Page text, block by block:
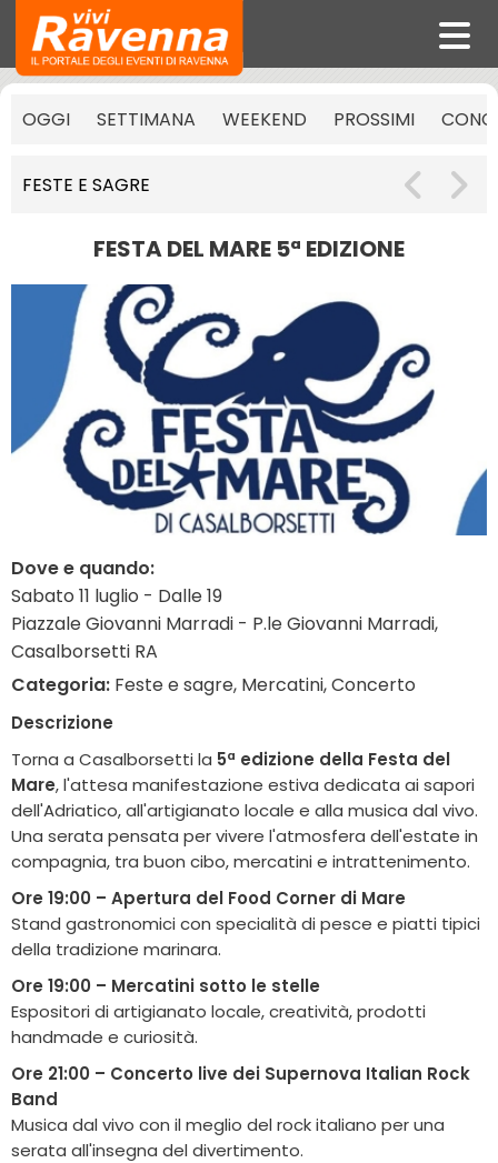
OGGI SETTIMANA WEEKEND PROSSIMI
FESTE E SAGRE
FESTA DEL MARE 5ª EDIZIONE
Dove e quando:
Sabato 11 luglio - Dalle 19
Piazzale Giovanni Marradi - P.le Giovanni Marradi,
Casalborsetti RA
Categoria: Feste e sagre, Mercatini, Concerto
Descrizione
Torna a Casalborsetti la 5ª edizione della Festa del
Mare, l'attesa manifestazione estiva dedicata ai sapori
dell'Adriatico, all'artigianato locale e alla musica dal vivo.
Una serata pensata per vivere l'atmosfera dell'estate in
compagnia, tra buon cibo, mercatini e intrattenimento.
Ore 19:00 – Apertura del Food Corner di Mare
Stand gastronomici con specialità di pesce e piatti tipici
della tradizione marinara.
Ore 19:00 – Mercatini sotto le stelle
Espositori di artigianato locale, creatività, prodotti
handmade e curiosità.
Ore 21:00 – Concerto live dei Supernova Italian Rock
Band
Musica dal vivo con il meglio del rock italiano per una
serata all'insegna del divertimento.